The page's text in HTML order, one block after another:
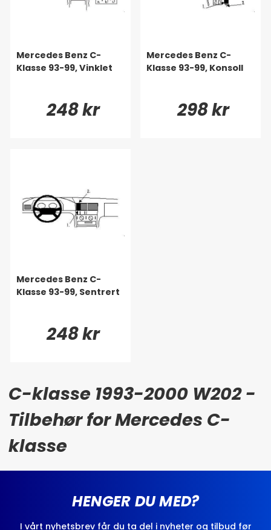
Mercedes Benz C-
Klasse 93-99, Vinklet
248 kr
Mercedes Benz C-
Klasse 93-99, Konsoll
298 kr
Mercedes Benz C-
Klasse 93-99, Sentrert
248 kr
C-klasse 1993-2000 W202 -
Tilbehør for Mercedes C-
klasse
HENGER DU MED?
I vårt nyhetsbrev får du ta del i nyheter og tilbud før